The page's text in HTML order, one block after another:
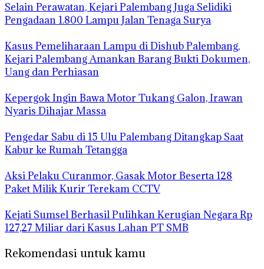
Selain Perawatan, Kejari Palembang Juga Selidiki
Pengadaan 1.800 Lampu Jalan Tenaga Surya
Kasus Pemeliharaan Lampu di Dishub Palembang,
Kejari Palembang Amankan Barang Bukti Dokumen,
Uang dan Perhiasan
Kepergok Ingin Bawa Motor Tukang Galon, Irawan
Nyaris Dihajar Massa
Pengedar Sabu di 15 Ulu Palembang Ditangkap Saat
Kabur ke Rumah Tetangga
Aksi Pelaku Curanmor, Gasak Motor Beserta 128
Paket Milik Kurir Terekam CCTV
Kejati Sumsel Berhasil Pulihkan Kerugian Negara Rp
127,27 Miliar dari Kasus Lahan PT SMB
Rekomendasi untuk kamu